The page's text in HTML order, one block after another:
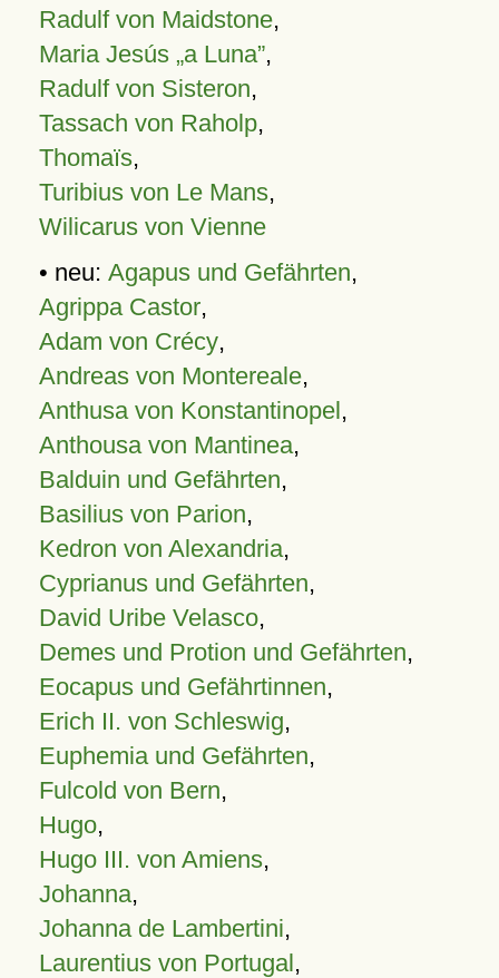
Radulf von Maidstone,
Maria Jesús „a Luna”,
Radulf von Sisteron,
Tassach von Raholp,
Thomaïs,
Turibius von Le Mans,
Wilicarus von Vienne
• neu: Agapus und Gefährten,
Agrippa Castor,
Adam von Crécy,
Andreas von Montereale,
Anthusa von Konstantinopel,
Anthousa von Mantinea,
Balduin und Gefährten,
Basilius von Parion,
Kedron von Alexandria,
Cyprianus und Gefährten,
David Uribe Velasco,
Demes und Protion und Gefährten,
Eocapus und Gefährtinnen,
Erich II. von Schleswig,
Euphemia und Gefährten,
Fulcold von Bern,
Hugo,
Hugo III. von Amiens,
Johanna,
Johanna de Lambertini,
Laurentius von Portugal,